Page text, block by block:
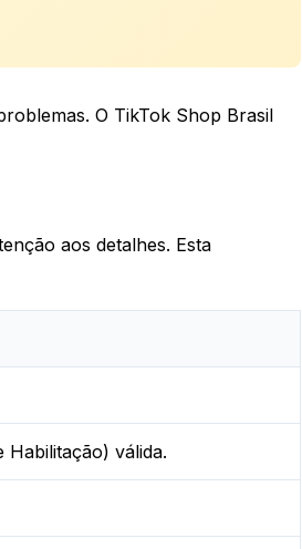
O TikTok Shop Brasil
aos detalhes. Esta
Habilitação) válida.